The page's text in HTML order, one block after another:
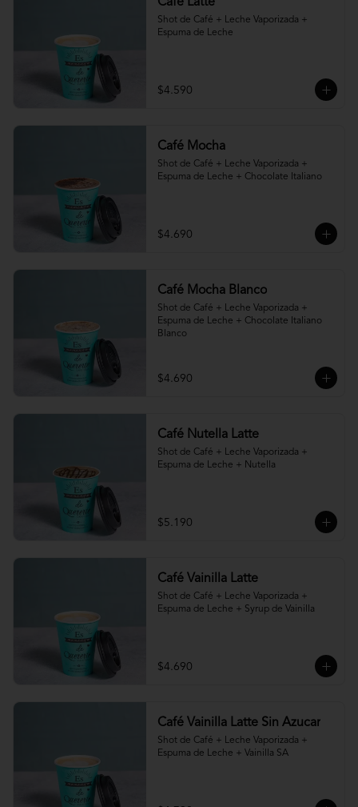
Shot de Café + Leche Vaporizada +
Espuma de Leche
$4.590
Café Mocha
Shot de Café + Leche Vaporizada +
Espuma de Leche + Chocolate Italiano
$4.690
Café Mocha Blanco
Shot de Café + Leche Vaporizada +
Espuma de Leche + Chocolate Italiano
Blanco
$4.690
Café Nutella Latte
Shot de Café + Leche Vaporizada +
Espuma de Leche + Nutella
$5.190
Café Vainilla Latte
Shot de Café + Leche Vaporizada +
Espuma de Leche + Syrup de Vainilla
$4.690
Café Vainilla Latte Sin Azucar
Shot de Café + Leche Vaporizada +
Espuma de Leche + Vainilla SA